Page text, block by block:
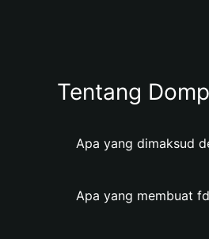
Tentang
Apa yang dimaksud
Apa yang membuat